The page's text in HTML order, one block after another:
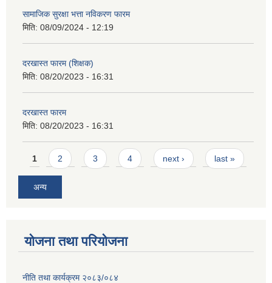
सामाजिक सुरक्षा भत्ता नविकरण फारम
मिति: 08/09/2024 - 12:19
दरखास्त फारम (शिक्षक)
मिति: 08/20/2023 - 16:31
दरखास्त फारम
मिति: 08/20/2023 - 16:31
Pages
1 2 3 4 next › last »
अन्य
योजना तथा परियोजना
नीति तथा कार्यक्रम २०८३/०८४